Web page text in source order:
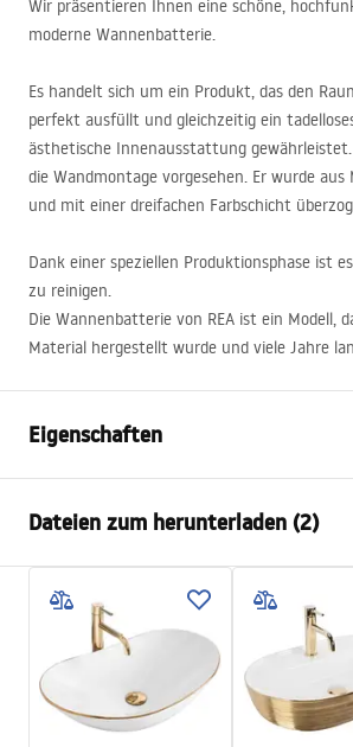
Wir präsentieren Ihnen eine schöne,
moderne Wannenbatterie.
Es handelt sich um ein Produkt, das den
perfekt ausfüllt und gleichzeitig ein
ästhetische Innenausstattung
die Wandmontage vorgesehen. Er wurde
und mit einer dreifachen Farbschicht
Dank einer speziellen Produktionsphase ist
zu reinigen.
Die Wannenbatterie von REA ist ein Modell,
Material hergestellt wurde und viele Jahre
Eigenschaften
Montageart
Farbe
Weiß/Gold
Auslaufart
Feststehend
Material
Messing
Auslauf Reichweite
mm
Höhe
105mm
Dateien zum herunterladen (2)
Instrukcja montażu
Faucet.pdf
Garantiebedingungen